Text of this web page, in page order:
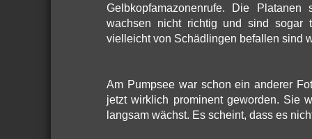
Gelbkopfamazonenrufe. Die
wachsen nicht richtig und sind sogar
vielleicht von Schädlingen befallen sind
Am Pumpsee war schon ein anderer
jetzt wirklich prominent geworden. Sie
langsam wächst. Es scheint, dass es